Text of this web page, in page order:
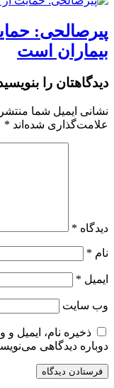
پیرصالحی:
بیماران است
دیدگاهتان را
نشانی ایمیل شما
علامت‌گذاری شده‌اند *
دیدگاه *
نام *
ایمیل *
وب‌ سایت
ذخیره نام، ایمیل
دوباره دیدگاهی